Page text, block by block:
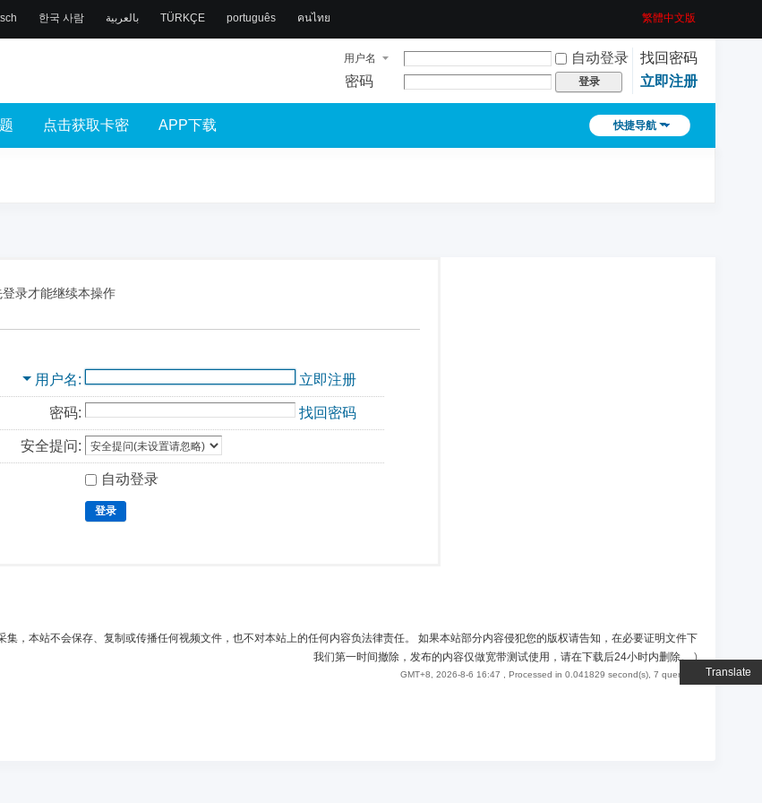
Translate
한국 사람 بالعربية TÜRKÇE português คนไทย 繁體中文版
用户名 自动登录
找回密码
密码
登录 立即注册
快捷导航
点击获取卡密 APP下载
录才能继续本操作
用户名 立即注册
密码: 找回密码
安全提问:
自动登录
登录
集，本站不会保存、复制或传播任何视频文件，也不对本站上的任何内容负法律责任。 如果本站部分内容侵犯您的版权请告知，在必要证明文件下
我们第一时间撤除，发布的内容仅做宽带测试使用，请在下载后24小时内删除。)
GMT+8, 2026-8-6 16:47 , Processed in 0.041829 second(s), 7 queries .